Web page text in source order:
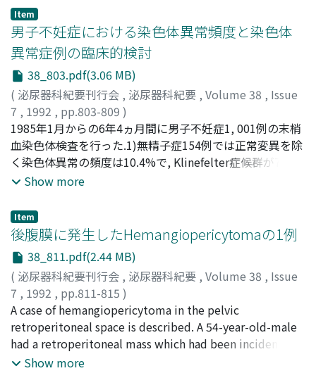
以下と21～45歳に二峰性のピークを認めた.4)病理組織学
的には, 単一組織型88例(セミノーマ68例, 胎児性癌10例,
奇形腫10例), 複合組織型22例, non-germinal tumor 5例で
あった.5)病期分類では, stage 1 69例, 2A 25例, 2B 8例, 3A
3例, 3B1 5例, 3B2 2例, 3C 3例であった.6)治療は全例に高
位精巣摘除術を施行した.放射線療法, 化学療法, 後腹膜リ
ンパ節郭清術を行ったのはそれぞれ77例, 42例, 16例であ
った.7)死亡例は17例で, Kaplan-Meier法による5年生存率
はセミノーマで87.9%, 非セミノーマで66.9%であっ
た.CDDP導入による治療成績の変化に統計学的有意差は認
められなかった
Item
男子不妊症における染色体異常頻度と染色体
異常症例の臨床的検討
38_803.pdf(3.06 MB)
( 泌尿器科紀要刊行会 , 泌尿器科紀要 , Volume 38 , Issue
7 , 1992 , pp.803-809 )
松田, 公志;堀井, 泰樹;小倉, 啓司;野々村, 光生;岡田, 謙一
郎;吉田, 修;Matsuda, Tadashi;Horii, Yasuki;Ogura,
Keiji;Nonomura, Mitsuo;Okada, Kenichiro;Yoshida,
Osamu
1985年1月からの6年4ヵ月間に男子不妊症1, 001例の末梢
血染色体検査を行った.1)無精子症154例では正常変異を除
く染色体異常の頻度は10.4%で, Klinefelter症候群が7.8%
と多数を占めた.精子濃度2, 000万/ml以下の乏精子症326
3.1%と多数を占めた.無および乏精子症では, 精子数正常群
に比べて染色体異常の頻度は有意に高く, 染色体検査の適
応と考えられる.2) Klinefelter症候群12例はすべて無精子
症であったが, 血清テストステロン値は正常の症例が多く,
男性ホルモン補充療法を行った症例はなかった.3)染色体
構造異常18例のうち, 精巣生検により5例で
spermatogenic arrestが認められ, 染色体構造異常が減数
分裂を障害していることが示唆された
Show more
Item
後腹膜に発生したHemangiopericytomaの1例
38_811.pdf(2.44 MB)
( 泌尿器科紀要刊行会 , 泌尿器科紀要 , Volume 38 , Issue
7 , 1992 , pp.811-815 )
藤井, 靖久;増田, 光伸;広川, 信;松下, 和彦;朝倉, 茂夫
Fujii, Yasuhisa;Masuda, Mitsunobu ;Hirokawa, Makoto;
Matsushita, Kazuhiko ;Asakura, Shigeo
A case of hemangiopericytoma in the pelvic
retroperitoneal space is described. A 54-year-old-male
had a retroperitoneal mass which had been incidentally
detected during evaluation of microscopic hematuria.
Show more